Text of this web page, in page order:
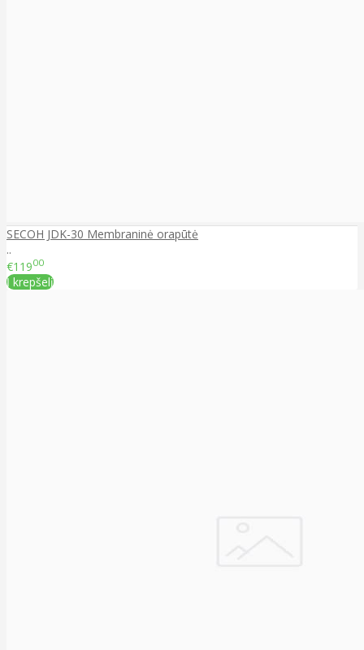
SECOH JDK-30 Membraninė orapūtė
..
€11900
Į krepšelį